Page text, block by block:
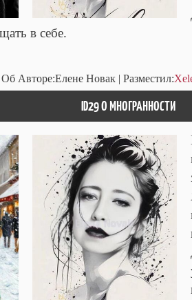
в себе.
Об Авторе:Елене Новак | Разместил:
ID29 О МНОГРАННОСТИ